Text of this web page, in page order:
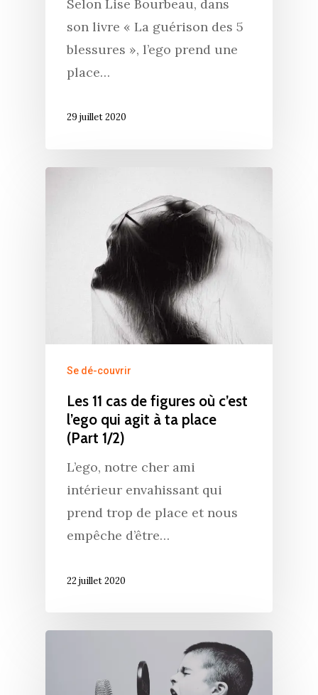
Selon Lise Bourbeau, dans
son livre « La guérison des 5
blessures », l’ego prend une
place…
29 juillet 2020
Se dé-couvrir
Les 11 cas de figures où c’est
l’ego qui agit à ta place
(Part 1/2)
L’ego, notre cher ami
intérieur envahissant qui
prend trop de place et nous
empêche d’être…
22 juillet 2020